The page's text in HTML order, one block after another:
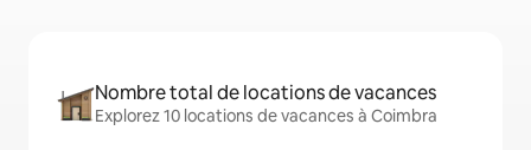
Nombre total de locations de vacances
Explorez 10 locations de vacances à Coimbra